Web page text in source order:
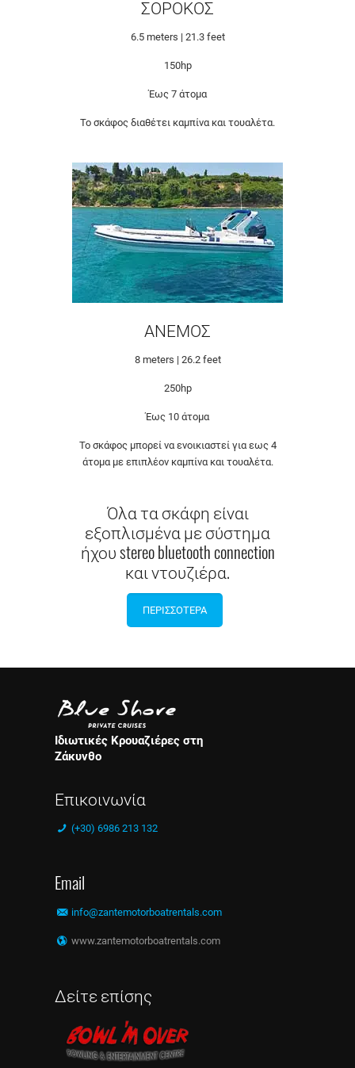
ΣΟΡΟΚΟΣ
6.5 meters | 21.3 feet
150hp
Έως 7 άτομα
Το σκάφος διαθέτει καμπίνα και τουαλέτα.
ΑΝΕΜΟΣ
8 meters | 26.2 feet
250hp
Έως 10 άτομα
Το σκάφος μπορεί να ενοικιαστεί για εως 4
άτομα με επιπλέον καμπίνα και τουαλέτα.
Όλα τα σκάφη είναι
εξοπλισμένα με σύστημα
ήχου stereo bluetooth connection
και ντουζιέρα.
ΠΕΡΙΣΣΟΤΕΡΑ
Ιδιωτικές Κρουαζιέρες στη
Ζάκυνθο
Επικοινωνία
(+30) 6986 213 132
Email
info@zantemotorboatrentals.com
www.zantemotorboatrentals.com
Δείτε επίσης